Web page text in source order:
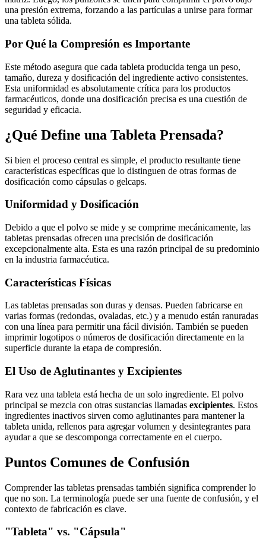
una presión extrema, forzando a las partículas a unirse para formar
una tableta sólida.
Por Qué la Compresión es Importante
Este método asegura que cada tableta producida tenga un peso,
tamaño, dureza y dosificación del ingrediente activo consistentes.
Esta uniformidad es absolutamente crítica para los productos
farmacéuticos, donde una dosificación precisa es una cuestión de
seguridad y eficacia.
¿Qué Define una Tableta Prensada?
Si bien el proceso central es simple, el producto resultante tiene
características específicas que lo distinguen de otras formas de
dosificación como cápsulas o gelcaps.
Uniformidad y Dosificación
Debido a que el polvo se mide y se comprime mecánicamente, las
tabletas prensadas ofrecen una precisión de dosificación
excepcionalmente alta. Esta es una razón principal de su predominio
en la industria farmacéutica.
Características Físicas
Las tabletas prensadas son duras y densas. Pueden fabricarse en
varias formas (redondas, ovaladas, etc.) y a menudo están ranuradas
con una línea para permitir una fácil división. También se pueden
imprimir logotipos o números de dosificación directamente en la
superficie durante la etapa de compresión.
El Uso de Aglutinantes y Excipientes
Rara vez una tableta está hecha de un solo ingrediente. El polvo
principal se mezcla con otras sustancias llamadas excipientes. Estos
ingredientes inactivos sirven como aglutinantes para mantener la
tableta unida, rellenos para agregar volumen y desintegrantes para
ayudar a que se descomponga correctamente en el cuerpo.
Puntos Comunes de Confusión
Comprender las tabletas prensadas también significa comprender lo
que no son. La terminología puede ser una fuente de confusión, y el
contexto de fabricación es clave.
"Tableta" vs. "Cápsula"